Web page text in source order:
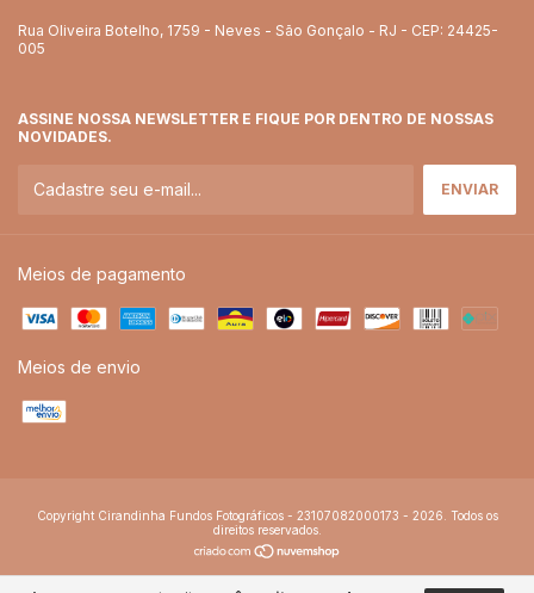
Rua Oliveira Botelho, 1759 - Neves - São Gonçalo - RJ - CEP: 24425-
005
ASSINE NOSSA NEWSLETTER E FIQUE POR DENTRO DE NOSSAS
NOVIDADES.
Meios de pagamento
Meios de envio
Copyright Cirandinha Fundos Fotográficos - 23107082000173 - 2026. Todos os
direitos reservados.